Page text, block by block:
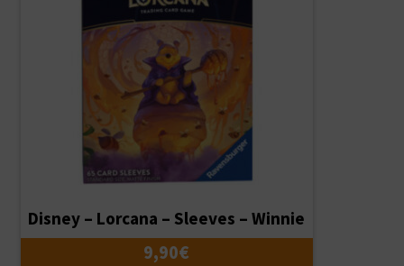
Disney – Lorcana – Sleeves – Winnie
9,90€